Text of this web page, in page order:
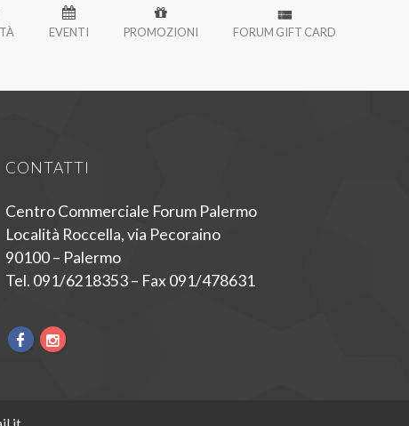
EVENTI PROMOZIONI FORUM GIFT CARD
CONTATTI
Centro Commerciale Forum Palermo
Località Roccella, via Pecoraino
90100 – Palermo
Tel. 091/6218353 – Fax 091/478631